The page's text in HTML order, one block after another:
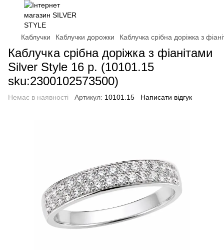
Каблучки Каблучки дорожки Каблучка срібна доріжка з
Каблучка срібна доріжка з фіанітами
Silver Style 16 р. (10101.15
sku:2300102573500)
Немає в наявності Артикул: 10101.15 Написати відгук